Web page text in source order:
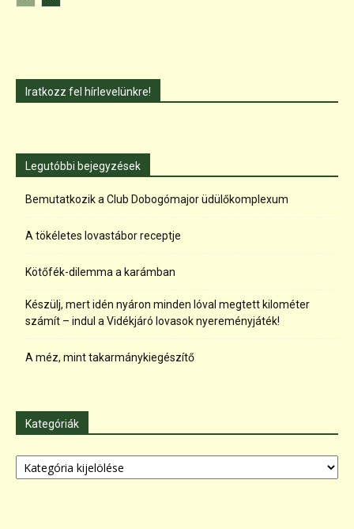
Iratkozz fel hírlevelünkre!
Legutóbbi bejegyzések
Bemutatkozik a Club Dobogómajor üdülőkomplexum
A tökéletes lovastábor receptje
Kötőfék-dilemma a karámban
Készülj, mert idén nyáron minden lóval megtett kilométer
számít – indul a Vidékjáró lovasok nyereményjáték!
A méz, mint takarmánykiegészítő
Kategóriák
Kategóriák